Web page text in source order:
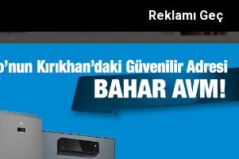
Reklamı Geç
1 yaralı Paralarını alamadığını iddia